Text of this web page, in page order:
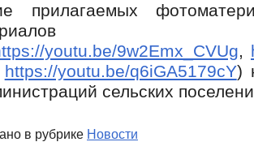
прилагаемых
youtu.be/9w2Emx_CVUg,
https://youtu.be/q6iGA5179cY)
сельских
в рубрике Новости